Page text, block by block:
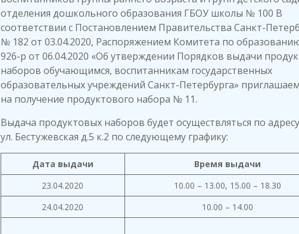
отделения дошкольного образования ГБОУ школы № 100 В
соответствии с Постановлением Правительства Санкт-
№ 182 от 03.04.2020, Распоряжением Комитета по
926-р от 06.04.2020 «Об утверждении Порядков выдачи
наборов обучающимся, воспитанникам государственных
образовательных учреждений Санкт-Петербурга»
на получение продуктового набора № 11.
Выдача продуктовых наборов будет осуществляться по адресу
ул. Бестужевская д.5 к.2 по следующему графику:
Дата выдачи
Время выдачи
23.04.2020
10.00 – 13.00, 15.00 – 18.30
24.04.2020
10.00 – 14.00